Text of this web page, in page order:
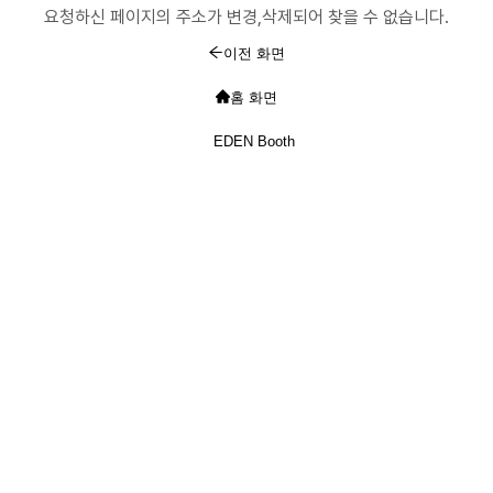
요청하신 페이지의 주소가 변경,삭제되어 찾을 수 없습니다.
이전 화면
홈 화면
EDEN Booth